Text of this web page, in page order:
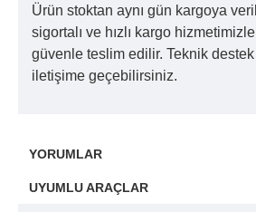
Ürün stoktan aynı gün kargoya
sigortalı ve hızlı kargo
güvenle teslim edilir. Teknik
iletişime geçebilirsiniz.
YORUMLAR
UYUMLU ARAÇLAR